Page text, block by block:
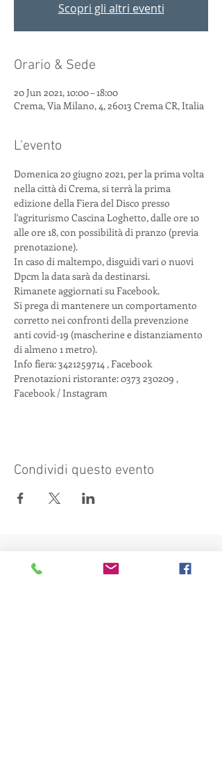
Scopri gli altri eventi
Orario & Sede
20 Jun 2021, 10:00 – 18:00
Crema, Via Milano, 4, 26013 Crema CR, Italia
L'evento
Domenica 20 giugno 2021, per la prima volta
nella città di Crema, si terrà la prima
edizione della Fiera del Disco presso
l'agriturismo Cascina Loghetto, dalle ore 10
alle ore 18, con possibilità di pranzo (previa
prenotazione).
In caso di maltempo, disguidi vari o nuovi
Dpcm la data sarà da destinarsi.
Rimanete aggiornati su Facebook.
Si prega di mantenere un comportamento
corretto nei confronti della prevenzione
anti covid-19 (mascherine e distanziamento
di almeno 1 metro).
Info fiera: 3421259714 , Facebook
Prenotazioni ristorante: 0373 230209 ,
Facebook / Instagram
Condividi questo evento